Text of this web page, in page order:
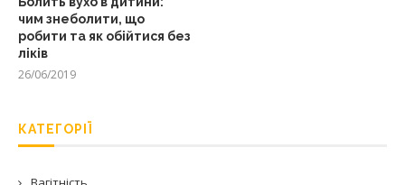
чим знеболити, що
робити та як обійтися без
ліків
26/06/2019
КАТЕГОРІЇ